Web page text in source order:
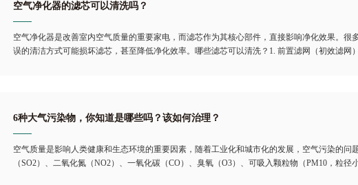
空气净化器的滤芯可以清洗吗？
空气净化器是改善室内空气质量的重要家电，而滤芯作为其核心部件，直接影响净化效果。
误的清洁方式可能损坏滤芯，甚至降低净化效率。哪些滤芯可以清洗？1. 前置滤网（初效滤
6种大气污染物，你知道是哪些吗？该如何治理？
空气质量是影响人类健康和生态环境的重要因素，随着工业化和城市化的发展，空气污染的问
（SO2）、二氧化氮（NO2）、一氧化碳（CO）、臭氧（O3）、可吸入颗粒物（PM10，粒